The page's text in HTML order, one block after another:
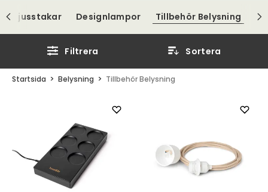
Ljusstakar Designlampor Tillbehör Belysning
Filtrera Sortera
Startsida Belysning Tillbehör Belysning